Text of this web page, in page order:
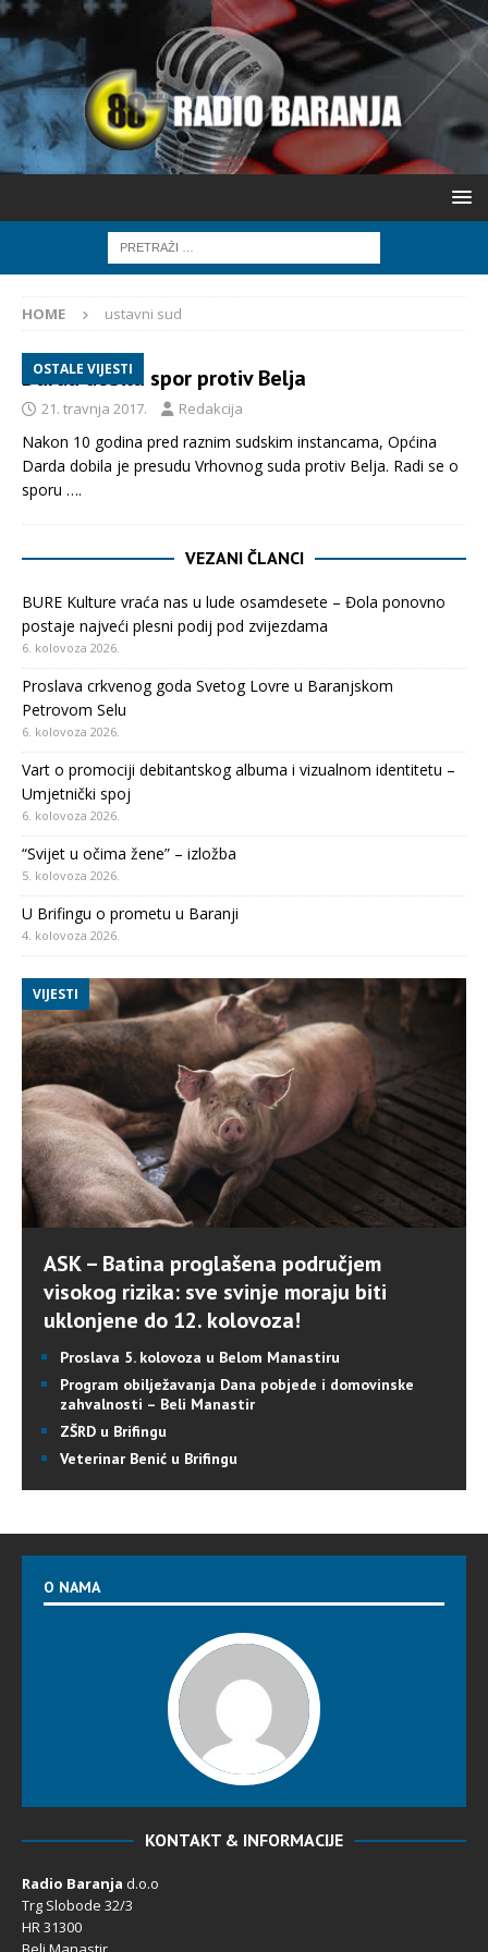
HOME ustavni sud
OSTALE VIJESTI
Darda dobila spor protiv Belja
21. travnja 2017. Redakcija
Nakon 10 godina pred raznim sudskim instancama, Općina
Darda dobila je presudu Vrhovnog suda protiv Belja. Radi se o
sporu ….
VEZANI ČLANCI
BURE Kulture vraća nas u lude osamdesete – Đola ponovno
postaje najveći plesni podij pod zvijezdama
6. kolovoza 2026.
Proslava crkvenog goda Svetog Lovre u Baranjskom
Petrovom Selu
6. kolovoza 2026.
Vart o promociji debitantskog albuma i vizualnom identitetu –
Umjetnički spoj
6. kolovoza 2026.
“Svijet u očima žene” – izložba
5. kolovoza 2026.
U Brifingu o prometu u Baranji
4. kolovoza 2026.
VIJESTI
ASK – Batina proglašena područjem
visokog rizika: sve svinje moraju biti
uklonjene do 12. kolovoza!
Proslava 5. kolovoza u Belom Manastiru
Program obilježavanja Dana pobjede i domovinske
zahvalnosti – Beli Manastir
ZŠRD u Brifingu
Veterinar Benić u Brifingu
O NAMA
KONTAKT & INFORMACIJE
Radio Baranja d.o.o
Trg Slobode 32/3
HR 31300